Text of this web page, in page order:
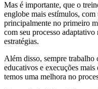
Mas é importante, que o
englobe mais estímulos, com
principalmente no primeiro
com seu processo
estratégias.
Além disso, sempre trabalho
educativos e execuções
temos uma melhora no